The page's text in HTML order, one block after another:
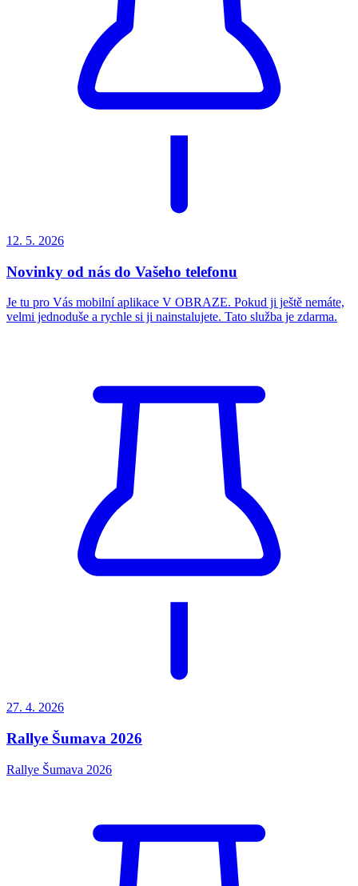
12. 5. 2026
Novinky od nás do Vašeho telefonu
Je tu pro Vás mobilní aplikace V OBRAZE. Pokud ji ještě nemáte,
velmi jednoduše a rychle si ji nainstalujete. Tato služba je zdarma.
27. 4. 2026
Rallye Šumava 2026
Rallye Šumava 2026